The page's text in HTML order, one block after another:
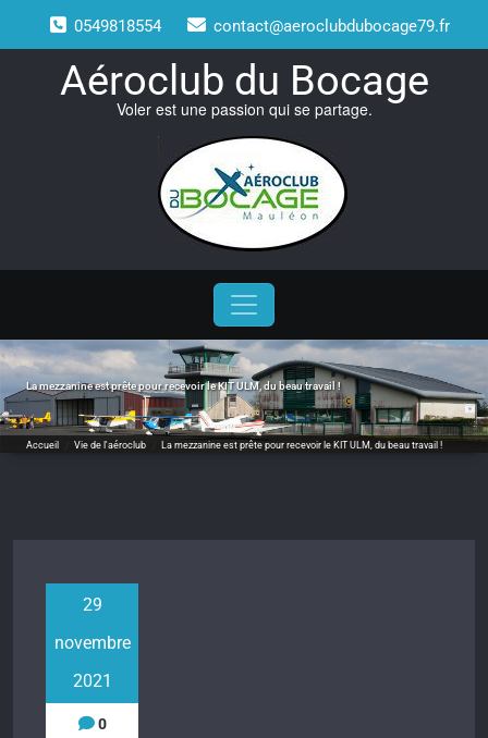
content
0549818554 contact@aeroclubdubocage79.fr
Aéroclub du Bocage
Voler est une passion qui se partage.
La mezzanine est prête pour recevoir le KIT ULM, du beau travail !
Accueil Vie de l'aéroclub La mezzanine est prête pour recevoir le KIT ULM, du beau travail !
29
novembre
2021
0